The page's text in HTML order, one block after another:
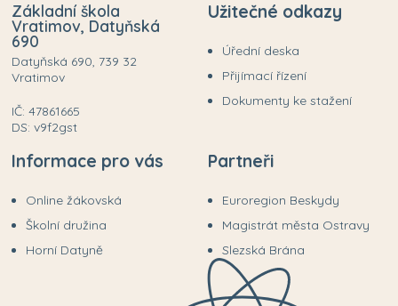
Základní škola
Vratimov, Datyňská
690
Datyňská 690, 739 32
Vratimov
IČ: 47861665
DS: v9f2gst
Užitečné odkazy
Úřední deska
Přijímací řízení
Dokumenty ke stažení
Informace pro vás
Online žákovská
Školní družina
Horní Datyně
Partneři
Euroregion Beskydy
Magistrát města Ostravy
Slezská Brána